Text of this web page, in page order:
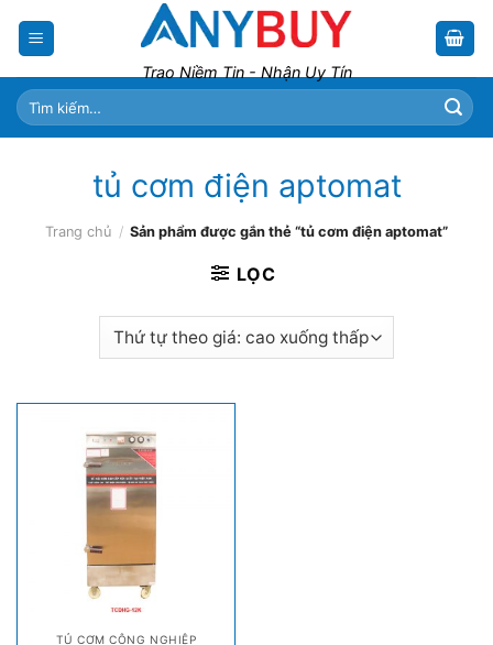
Trao Niềm Tin - Nhận Uy Tín
Tìm
kiếm:
tủ cơm điện aptomat
Trang chủ / Sản phẩm được gắn thẻ “tủ cơm điện aptomat”
LỌC
TỦ CƠM CÔNG NGHIỆP